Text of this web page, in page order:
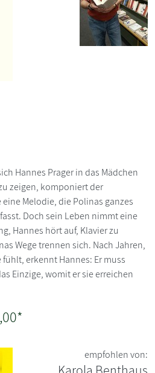
Hannes Prager in das Mädchen
zeigen, komponiert der
Melodie, die Polinas ganzes
Doch sein Leben nimmt eine
Hannes hört auf, Klavier zu
Wege trennen sich. Nach Jahren,
erkennt Hannes: Er muss
Einzige, womit er sie erreichen
empfohlen von: